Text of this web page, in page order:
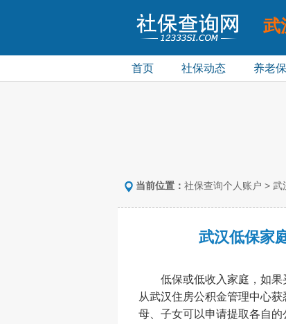
武
社保个人查询
首页 社保动态 养老
当前位置： 社保查询个人账户 > 武
武汉低保家
低保或低收入家庭，如果
从武汉住房公积金管理中心
母、子女可以申请提取各自